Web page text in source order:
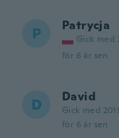
P Patrycja
Gick med
för 6 år sen
D David
Gick med
för 6 år sen